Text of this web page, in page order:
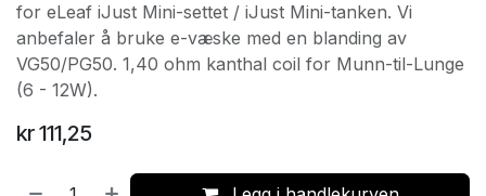
for eLeaf iJust Mini-settet / iJust Mini-tanken. Vi
anbefaler å bruke e-væske med en blanding av
VG50/PG50. 1,40 ohm kanthal coil for Munn-til-Lunge
(6 - 12W).
kr111,25